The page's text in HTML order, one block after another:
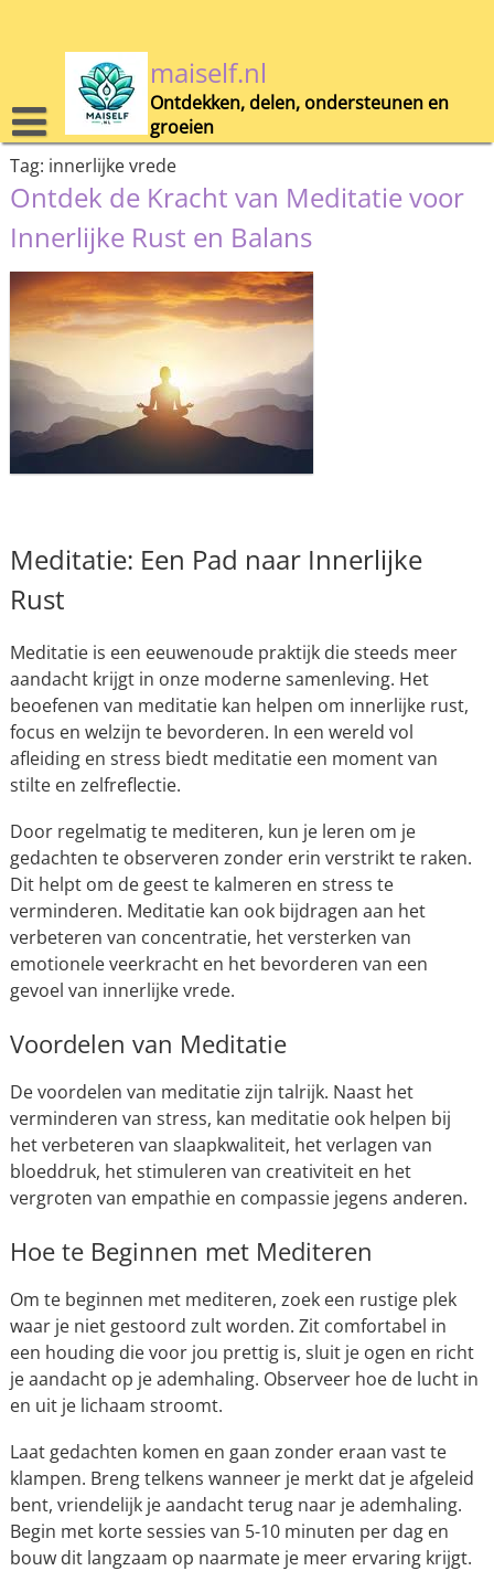
maiself.nl
Ontdekken, delen, ondersteunen en
groeien
Tag: innerlijke vrede
Ontdek de Kracht van Meditatie voor
Innerlijke Rust en Balans
Meditatie: Een Pad naar Innerlijke
Rust
Meditatie is een eeuwenoude praktijk die steeds meer
aandacht krijgt in onze moderne samenleving. Het
beoefenen van meditatie kan helpen om innerlijke rust,
focus en welzijn te bevorderen. In een wereld vol
afleiding en stress biedt meditatie een moment van
stilte en zelfreflectie.
Door regelmatig te mediteren, kun je leren om je
gedachten te observeren zonder erin verstrikt te raken.
Dit helpt om de geest te kalmeren en stress te
verminderen. Meditatie kan ook bijdragen aan het
verbeteren van concentratie, het versterken van
emotionele veerkracht en het bevorderen van een
gevoel van innerlijke vrede.
Voordelen van Meditatie
De voordelen van meditatie zijn talrijk. Naast het
verminderen van stress, kan meditatie ook helpen bij
het verbeteren van slaapkwaliteit, het verlagen van
bloeddruk, het stimuleren van creativiteit en het
vergroten van empathie en compassie jegens anderen.
Hoe te Beginnen met Mediteren
Om te beginnen met mediteren, zoek een rustige plek
waar je niet gestoord zult worden. Zit comfortabel in
een houding die voor jou prettig is, sluit je ogen en richt
je aandacht op je ademhaling. Observeer hoe de lucht in
en uit je lichaam stroomt.
Laat gedachten komen en gaan zonder eraan vast te
klampen. Breng telkens wanneer je merkt dat je afgeleid
bent, vriendelijk je aandacht terug naar je ademhaling.
Begin met korte sessies van 5-10 minuten per dag en
bouw dit langzaam op naarmate je meer ervaring krijgt.